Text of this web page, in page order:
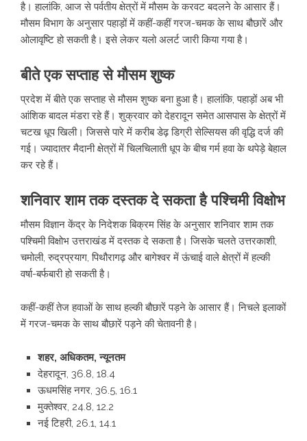
है। हालांकि, आज से पर्वतीय क्षेत्रों में मौसम के करवट बदलने के आसार हैं।
मौसम विभाग के अनुसार पहाड़ों में कहीं-कहीं गरज-चमक के साथ बौछारें और
ओलावृष्टि हो सकती है। इसे लेकर यलो अलर्ट जारी किया गया है।
बीते एक सप्ताह से मौसम शुष्क
प्रदेश में बीते एक सप्ताह से मौसम शुष्क बना हुआ है। हालांकि, पहाड़ों अब भी
आंशिक बादल मंडरा रहे हैं। शुक्रवार को देहरादून समेत आसपास के क्षेत्रों में
चटख धूप खिली। जिससे पारे में करीब डेढ़ डिग्री सेल्सियस की वृद्धि दर्ज की
गई। ज्यादातर मैदानी क्षेत्रों में चिलचिलाती धूप के बीच गर्म हवा के थपेड़े बेहाल
कर रहे हैं।
शनिवार शाम तक दस्तक दे सकता है पश्चिमी विक्षोभ
मौसम विज्ञान केंद्र के निदेशक बिक्रम सिंह के अनुसार शनिवार शाम तक
पश्चिमी विक्षोभ उत्तराखंड में दस्तक दे सकता है। जिसके चलते उत्तरकाशी,
चमोली, रुद्रप्रयाग, पिथौरागढ़ और बागेश्वर में ऊंचाई वाले क्षेत्रों में हल्की
वर्षा-बर्फबारी हो सकती है।
कहीं-कहीं तेज हवाओं के साथ हल्की बौछारें पड़ने के आसार हैं। निचले इलाकों
में गरज-चमक के साथ बौछारें पड़ने की चेतावनी है।
शहर, अधिकतम, न्यूनतम
देहरादून, 36.8, 18.4
ऊधमसिंह नगर, 36.5, 16.1
मुक्तेश्वर, 24.8, 12.2
नई टिहरी, 26.1, 14.1